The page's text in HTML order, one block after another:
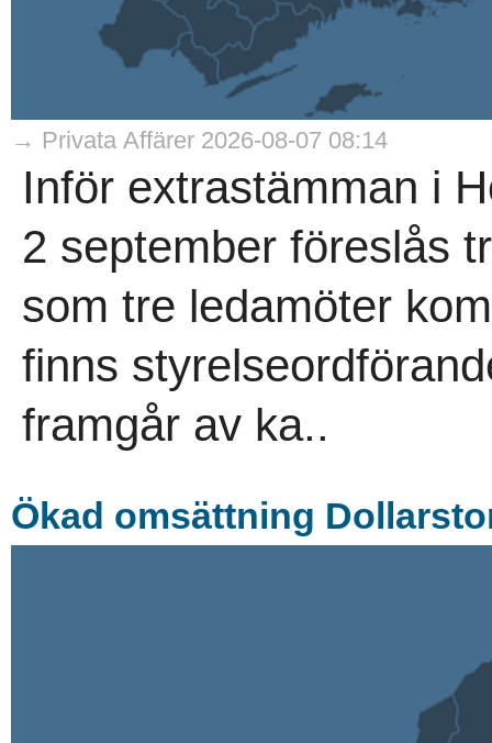
→ Privata Affärer 2026-08-07 08:14
Inför extrastämman i
2 september föreslås
som tre ledamöter
finns
framgår av ka..
Ökad omsättning